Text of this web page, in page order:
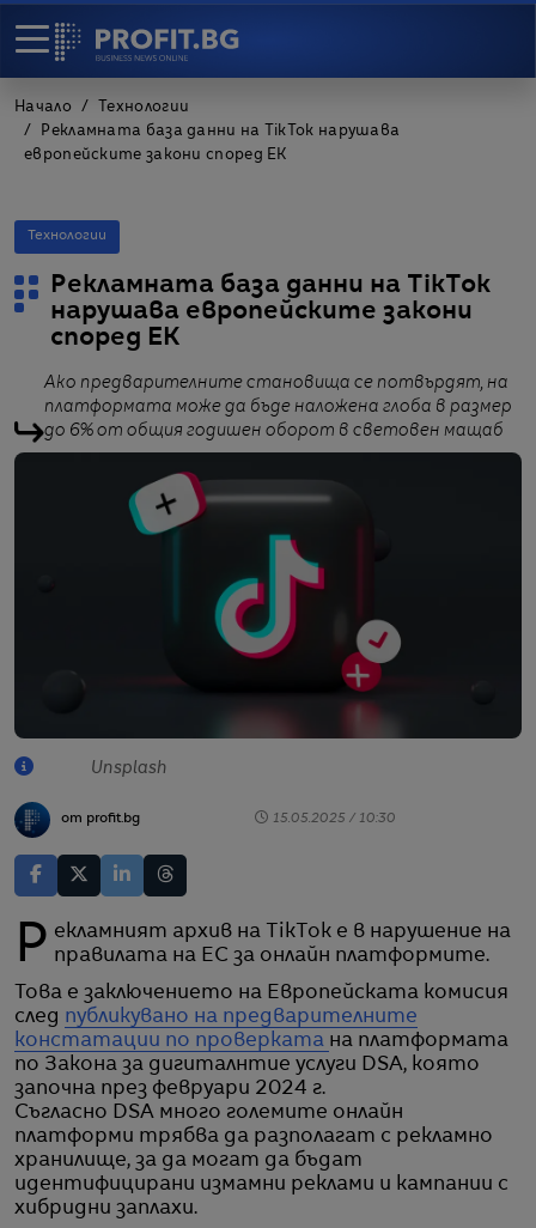
Начало
Технологии
Рекламната база данни на TikTok нарушава
европейските закони според ЕК
Технологии
Рекламната база данни на TikTok
нарушава европейските закони
според ЕК
Ако предварителните становища се потвърдят, на
платформата може да бъде наложена глоба в размер
до 6% от общия годишен оборот в световен мащаб
Unsplash
от profit.bg 15.05.2025 / 10:30
Рекламният архив на TikTok е в нарушение на правилата на ЕС за онлайн платформите.
Това е заключението на Европейската комисия
след публикувано на предварителните
констатации по проверката на платформата
по Закона за дигиталнтие услуги DSA, която
започна през февруари 2024 г.
Съгласно DSA много големите онлайн
платформи трябва да разполагат с рекламно
хранилище, за да могат да бъдат
идентифицирани измамни реклами и кампании с
хибридни заплахи.